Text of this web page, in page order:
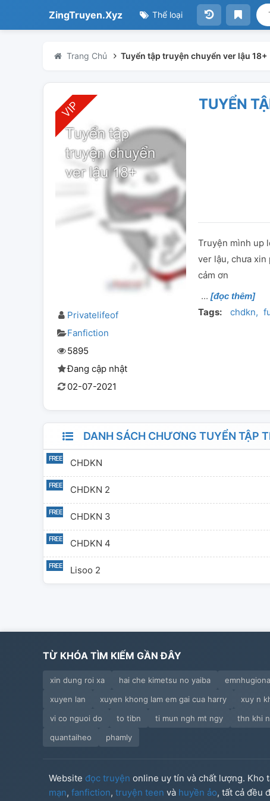
ZingTruyen.Xyz Thể loại
Trang Chủ Tuyển tập truyện chuyển ver lậu 18+
Privatelifeof
Fanfiction
5895
Đang cập nhật
02-07-2021
TUYỂN
Truyện mình up
ver lậu, chưa xin
cảm ơn
[đọc thêm]
Tags: chdkn
DANH SÁCH CHƯƠNG TUYỂN TẬP
CHDKN
CHDKN 2
CHDKN 3
CHDKN 4
Lisoo 2
TỪ KHÓA TÌM KIẾM GẦN ĐÂY
xin dung roi xa hai che kimetsu no yaiba
xuyen lan
xuyen khong lam em gai cua harry xuy n
vi co nguoi do
to tibn ti mun ngh mt ngy thn khi
quantaiheo
phamly
Website đọc truyện online uy tín và chất lượng. Kho
mạn, fanfiction, truyện teen và huyền ảo, tất cả đều